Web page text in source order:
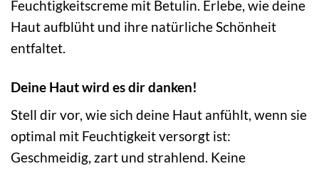
Feuchtigkeitscreme mit Betulin. Erlebe, wie deine
Haut aufblüht und ihre natürliche Schönheit
entfaltet.
Deine Haut wird es dir danken!
Stell dir vor, wie sich deine Haut anfühlt, wenn sie
optimal mit Feuchtigkeit versorgt ist:
Geschmeidig, zart und strahlend. Keine